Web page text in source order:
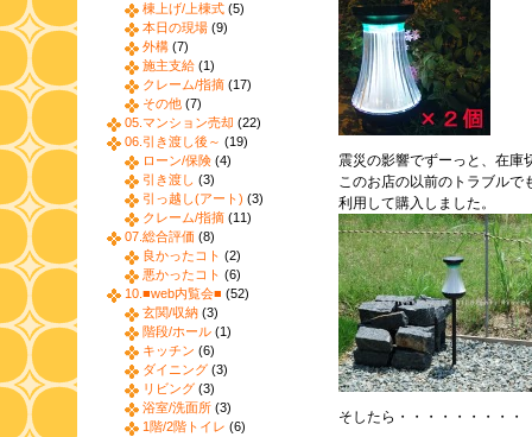
震災の影響でずーっと、在庫
このお店の以前のトラブルで
利用して購入しました。
そしたら・・・・・・・・・
棟上げ/上棟式 (5)
本日の現場 (9)
外構 (7)
施主支給 (1)
クレーム/指摘 (17)
その他 (7)
05.マンション売却 (22)
06.引き渡し後～ (19)
ローン/保険 (4)
引き渡し (3)
引っ越し(アート) (3)
クレーム/指摘 (11)
07.総合評価 (8)
良かったコト (2)
悪かったコト (6)
10.■web内覧会■ (52)
玄関/収納 (3)
階段/ホール (1)
キッチン (6)
ダイニング (3)
リビング (3)
浴室/洗面所 (3)
1階/2階トイレ (6)